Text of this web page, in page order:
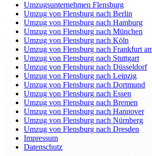
Umzugsunternehmen Flensburg
Umzug von Flensburg nach Berlin
Umzug von Flensburg nach Hamburg
Umzug von Flensburg nach München
Umzug von Flensburg nach Köln
Umzug von Flensburg nach Frankfurt
Umzug von Flensburg nach Stuttgart
Umzug von Flensburg nach Düsseldorf
Umzug von Flensburg nach Leipzig
Umzug von Flensburg nach Dortmund
Umzug von Flensburg nach Essen
Umzug von Flensburg nach Bremen
Umzug von Flensburg nach Hannover
Umzug von Flensburg nach Nürnberg
Umzug von Flensburg nach Dresden
Impressum
Datenschutz